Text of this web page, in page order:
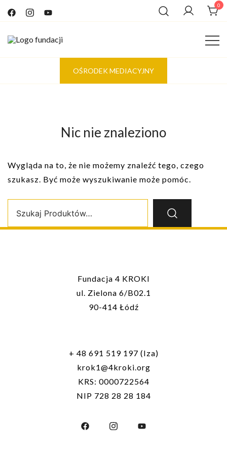
do
0
Fundacja 4 KROKI
Tworzymy świat oparty na empatycznym i szczerym
kontakcie
OŚRODEK MEDIACYJNY
Nic nie znaleziono
Wygląda na to, że nie możemy znaleźć tego, czego
szukasz. Być może wyszukiwanie może pomóc.
Fundacja 4 KROKI
ul. Zielona 6/B02.1
90-414 Łódź
+ 48 691 519 197 (Iza)
krok1@4kroki.org
KRS: 0000722564
NIP 728 28 28 184